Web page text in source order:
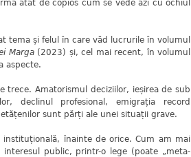
atât de copios cum se vede azi cu ochiul
tema și felul în care văd lucrurile în volumul
Marga(2023) și, cel mai recent, în volumul
aspecte.
trece. Amatorismul deciziilor, ieșirea de sub
declinul profesional, emigrația record
sunt părți ale unei situații grave.
instituțională, înainte de orice. Cum am mai
public, printr-o lege (poate „meta-